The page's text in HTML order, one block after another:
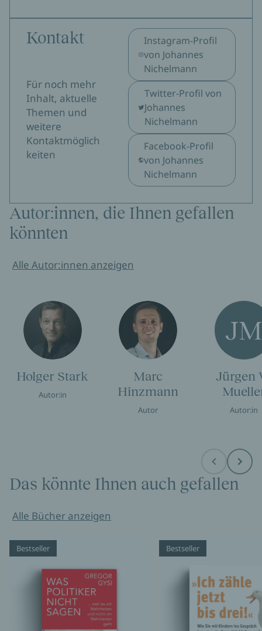
Kontakt
Für noch mehr
Inhalt, aktuelle
Themen und
weitere
Kontaktmöglich
keiten
Instagram-Profil
von Johannes
Nichelmann
Twitter-Profil von
Johannes
Nichelmann
Facebook-Profil
von Johannes
Nichelmann
Autor:innen, die Ihnen gefallen
könnten
Alle Autor:innen anzeigen
Holger Stark
Autor:in
Marc
Hinzmann
Autor
Jürgen
Autor:in
Before Next
Das könnte Ihnen auch gefallen
Alle Bücher anzeigen
Bestseller Bestseller